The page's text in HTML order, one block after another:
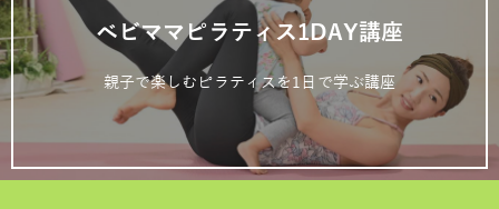
ベビママピラティス1DAY講座
親子で楽しむピラティスを1日で学ぶ講座